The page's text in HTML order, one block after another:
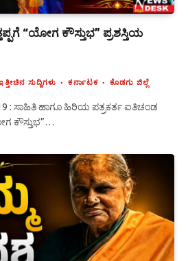
“ಯೋಗ ಕೌಸ್ತುಭ” ಪ್ರಶಸ್ತಿಯ
ಸುದ್ದಿಗಳು ಕರ್ನಾಟಕ ಕೊಡಗು ಜಿಲ್ಲೆ
: ಸಾಹಿತಿ ಹಾಗೂ ಹಿರಿಯ ಪತ್ರಕರ್ತ ಐತಿಚಂಡ
ಕೌಸ್ತುಭ”…